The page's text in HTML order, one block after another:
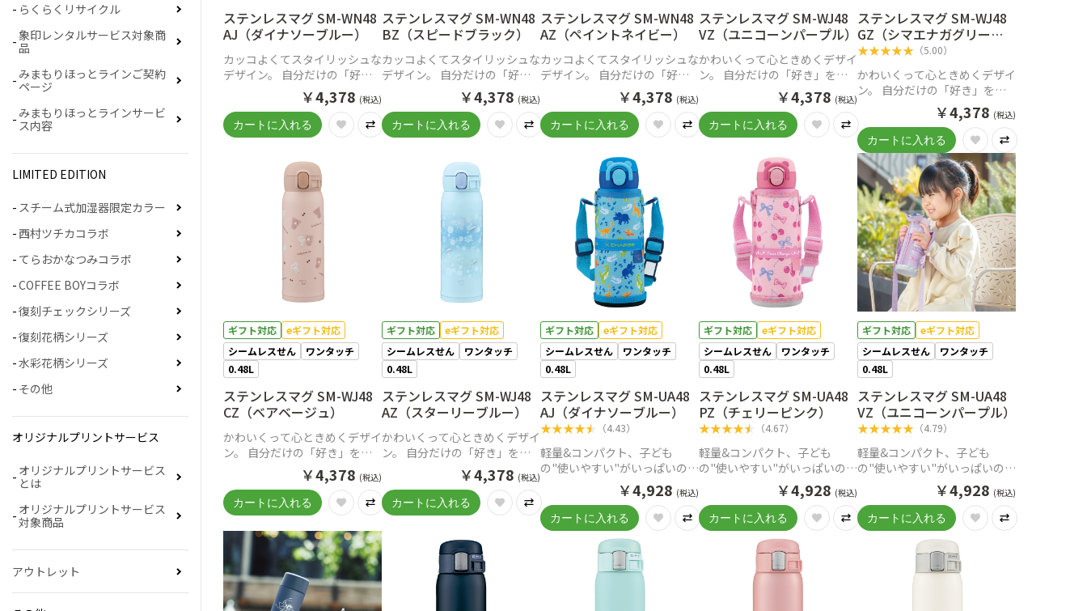
ステンレスマグ SM-WN48
AJ（ダイナソーブルー）
カッコよくてスタイリッシュな
デザイン。 自分だけの「好
き」を見つけて一緒に出かけよ
￥4,378 (税込)
ステンレスマグ SM-WN48
BZ（スピードブラック）
カッコよくてスタイリッシュな
デザイン。 自分だけの「好
き」を見つけて一緒に出かけよ
￥4,378 (税込)
ステンレスマグ SM-WN48
AZ（ペイントネイビー）
カッコよくてスタイリッシュな
デザイン。 自分だけの「好
き」を見つけて一緒に出かけよ
￥4,378 (税込)
ステンレスマグ SM-WJ48
VZ（ユニコーンパープル）
かわいくって心ときめくデザイ
ン。 自分だけの「好き」を見
つけて一緒に出かけよう。
￥4,378 (税込)
ステンレスマグ SM-WJ48
GZ（シマエナガグリー
ン）
★★★★★ （5.00）
かわいくって心ときめくデザイ
ン。 自分だけの「好き」を見
つけて一緒に出かけよう。
￥4,378 (税込)
ギフト対応
eギフト対応
シームレスせん
ワンタッチ
0.48L
ステンレスマグ SM-WJ48
CZ（ベアベージュ）
かわいくって心ときめくデザイ
ン。 自分だけの「好き」を見
つけて一緒に出かけよう。
￥4,378 (税込)
ギフト対応
eギフト対応
シームレスせん
ワンタッチ
0.48L
ステンレスマグ SM-WJ48
AZ（スターリーブルー）
かわいくって心ときめくデザイ
ン。 自分だけの「好き」を見
つけて一緒に出かけよう。
￥4,378 (税込)
ギフト対応
eギフト対応
シームレスせん
ワンタッチ
0.48L
ステンレスマグ SM-UA48
AJ（ダイナソーブルー）
★★★★★ （4.43）
軽量&コンパクト、子ども
の"使いやすい"がいっぱいのス
￥4,928 (税込)
ギフト対応
eギフト対応
シームレスせん
ワンタッチ
0.48L
ステンレスマグ SM-UA48
PZ（チェリーピンク）
★★★★★ （4.67）
軽量&コンパクト、子ども
の"使いやすい"がいっぱいのス
￥4,928 (税込)
ギフト対応
eギフト対応
シームレスせん
ワンタッチ
0.48L
ステンレスマグ SM-UA48
VZ（ユニコーンパープル）
★★★★★ （4.79）
軽量&コンパクト、子ども
の"使いやすい"がいっぱいのス
￥4,928 (税込)
らくらくリサイクル
象印レンタルサービス対象商
品
みまもりほっとラインご契約
ページ
みまもりほっとラインサービ
ス内容
LIMITED EDITION
スチーム式加湿器限定カラー
西村ツチカコラボ
てらおかなつみコラボ
COFFEE BOYコラボ
復刻チェックシリーズ
復刻花柄シリーズ
水彩花柄シリーズ
その他
オリジナルプリントサービス
オリジナルプリントサービス
とは
オリジナルプリントサービス
対象商品
アウトレット